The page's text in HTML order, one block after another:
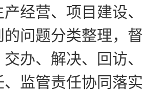
产经营、项目建设
的问题分类整理，
交办、解决、回访
、监管责任协同落